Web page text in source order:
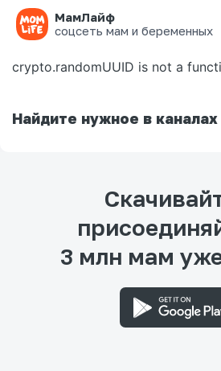
МамЛайф
соцсеть мам и беременных
Ошибка на странице
crypto.randomUUID is not a
Найдите нужное в каналах
3 млн мам